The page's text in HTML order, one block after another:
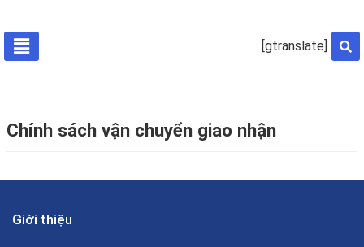
[gtranslate]
Chính sách vận chuyển giao nhận
Giới thiệu